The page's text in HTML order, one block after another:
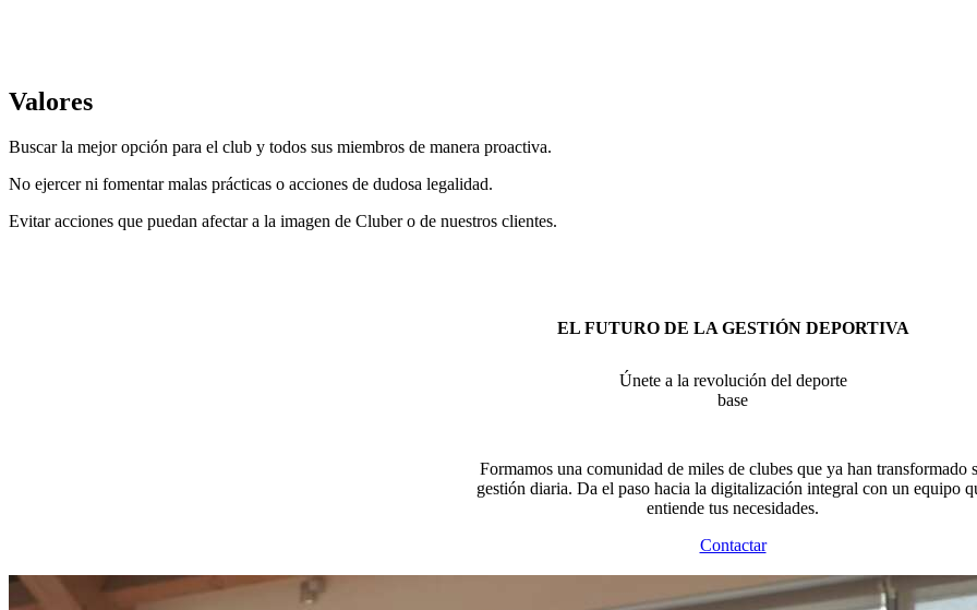
Valores
Buscar la mejor opción para el club y todos sus miembros de manera proactiva.
No ejercer ni fomentar malas prácticas o acciones de dudosa legalidad.
Evitar acciones que puedan afectar a la imagen de Cluber o de nuestros clientes.
EL FUTURO DE LA GESTIÓN DEPORTIVA
Únete a la revolución del deporte
base
Formamos una comunidad de miles de clubes que ya han transformado
gestión diaria. Da el paso hacia la digitalización integral con un equipo
entiende tus necesidades.
Contactar